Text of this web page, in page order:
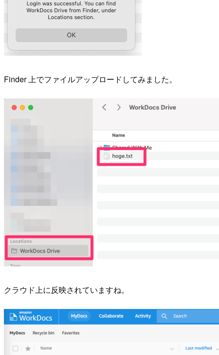
Finder 上でファイルアップロードしてみました。
クラウド上に反映されていますね。